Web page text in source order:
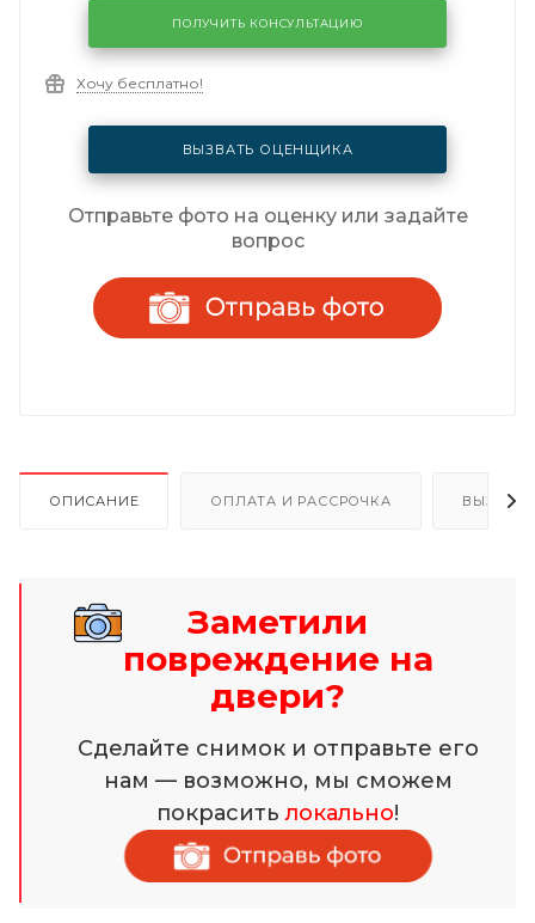
ПОЛУЧИТЬ КОНСУЛЬТАЦИЮ
Хочу бесплатно!
ВЫЗВАТЬ ОЦЕНЩИКА
Отправьте фото на оценку или задайте
вопрос
ОПИСАНИЕ ОПЛАТА И РАССРОЧКА ВЫЗОВ
Заметили
повреждение на
двери?
Сделайте снимок и отправьте его
нам — возможно, мы сможем
покраситьлокально!